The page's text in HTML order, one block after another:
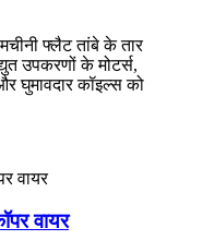
फ्लैट तांबे के तार
उपकरणों के मोटर्स,
घुमावदार कॉइल्स को
वायर